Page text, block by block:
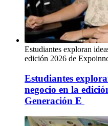
Estudiantes exploran
edición 2026 de
Estudiantes
negocio en la
Generación E